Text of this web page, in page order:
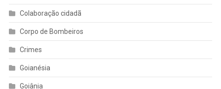
Colaboração cidadã
Corpo de Bombeiros
Crimes
Goianésia
Goiânia